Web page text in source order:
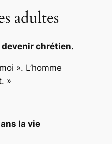
adultes
devenir chrétien.
». L’homme
»
la vie